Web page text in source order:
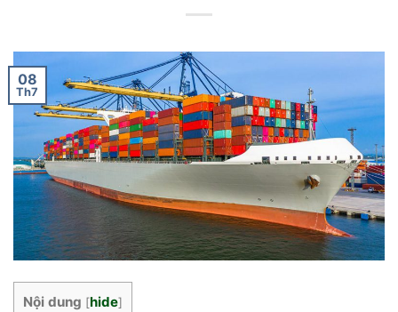
08
Th7
Nội dung [hide]